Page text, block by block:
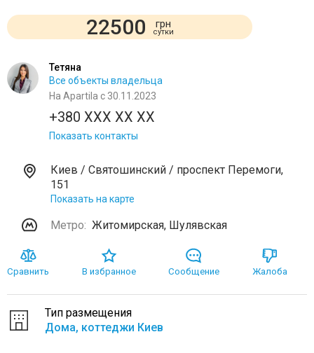
22500 грн
сутки
Тетяна
Все объекты владельца
На Apartila с 30.11.2023
+380 XXX XX XX
Показать контакты
Киев / Святошинский / проспект Перемоги,
151
Показать на карте
Метро: Житомирская, Шулявская
Сравнить В избранное Сообщение Жалоба
Тип размещения
Дома, коттеджи Киев